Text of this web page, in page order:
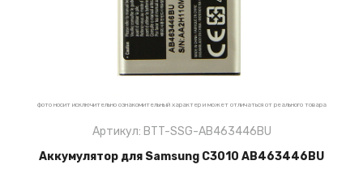
фото носит исключительно ознакомительный характер и может отличаться от реального товара
Артикул: BTT-SSG-AB463446BU
Аккумулятор для Samsung C3010 AB463446BU